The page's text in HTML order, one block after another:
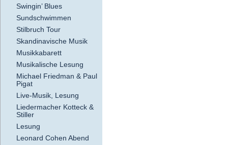
Swingin’ Blues
Sundschwimmen
Stilbruch Tour
Skandinavische Musik
Musikkabarett
Musikalische Lesung
Michael Friedman & Paul
Pigat
Live-Musik, Lesung
Liedermacher Kotteck &
Stiller
Lesung
Leonard Cohen Abend